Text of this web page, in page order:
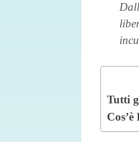
Tutti